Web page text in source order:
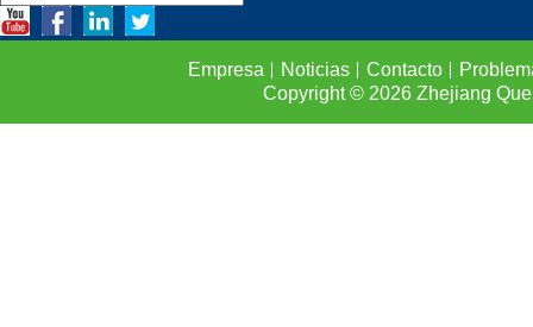
Empresa Noticias Contacto
Copyright © 2026Zhejiang